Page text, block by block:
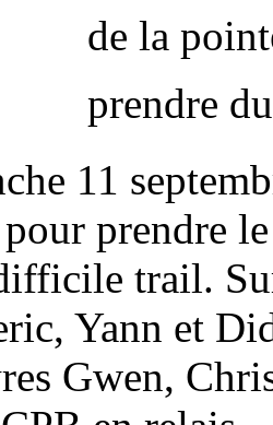
de la
prendre
11
prendre
trail.
Yann et
Gwen,